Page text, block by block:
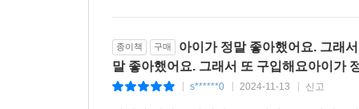
종이책 구매
아이가 정말 좋아했어요. 그래
말 좋아했어요. 그래서 또 구입해요아이가
s******0 2024-11-13 신고